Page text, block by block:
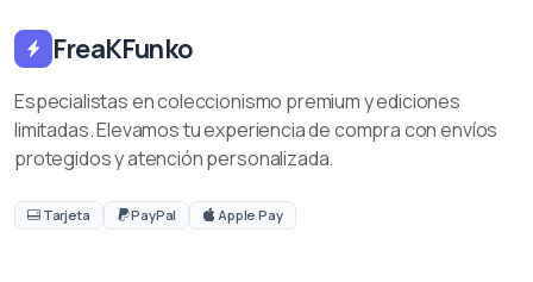
FreaKFunko
Especialistas en coleccionismo premium y ediciones
limitadas. Elevamos tu experiencia de compra con envíos
protegidos y atención personalizada.
Tarjeta PayPal Apple Pay